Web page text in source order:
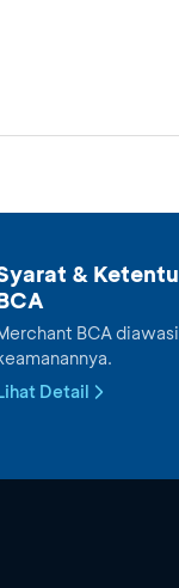
&
BCA
Detail